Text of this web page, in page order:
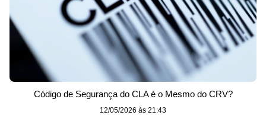
Código de Segurança do CLA é o Mesmo do CRV?
12/05/2026 às 21:43